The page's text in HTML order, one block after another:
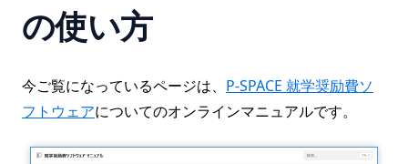
の使い方
今ご覧になっているページは、 P-SPACE 就学奨励費ソ
フトウェアについてのオンラインマニュアルです。